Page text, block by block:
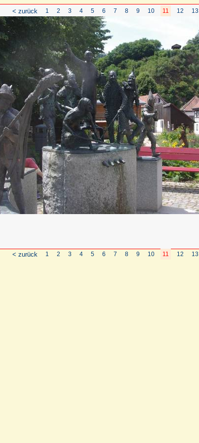
< zurück 1 2 3 4 5 6 7 8 9 10 11 12 13
< zurück 1 2 3 4 5 6 7 8 9 10 11 12 13